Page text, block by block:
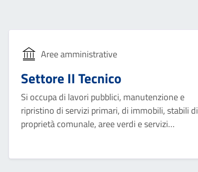
Aree amministrative
Settore II Tecnico
Si occupa di lavori pubblici, manutenzione e
ripristino di servizi primari, di immobili, stabili di
proprietà comunale, aree verdi e servizi